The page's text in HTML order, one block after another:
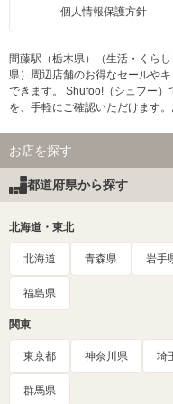
個人情報保護方針
間藤駅（栃木県）（生活・くら
県）周辺店舗のお得なセールや
できます。 Shufoo!（シュフー
を、手軽にご確認いただけます
お店を探す
都道府県から探す
北海道・東北
北海道 青森県 岩手
福島県
関東
東京都 神奈川県 埼
群馬県